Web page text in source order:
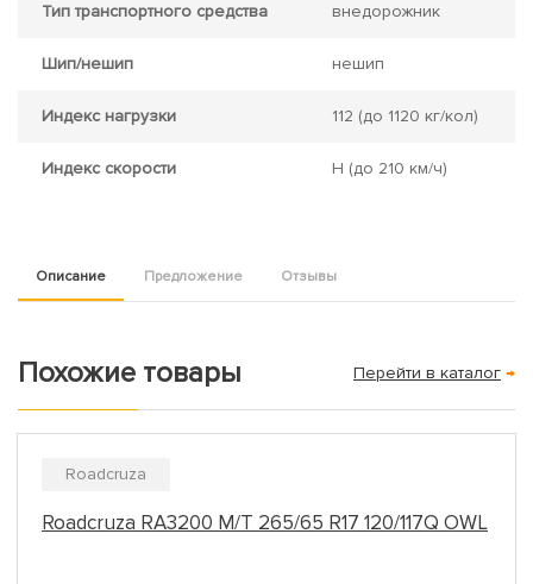
Тип транспортного средства внедорожник
Шип/нешип нешип
Индекс нагрузки 112 (до 1120 кг/кол)
Индекс скорости H (до 210 км/ч)
Описание Предложение Отзывы
Похожие товары Перейти в каталог →
Roadcruza
Roadcruza RA3200 M/T 265/65 R17 120/117Q OWL